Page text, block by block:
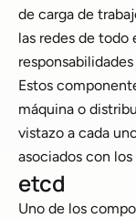
de carga de
las redes de todo
Estos
máquina o
vistazo a cada
asociados con
etcd
Uno de los